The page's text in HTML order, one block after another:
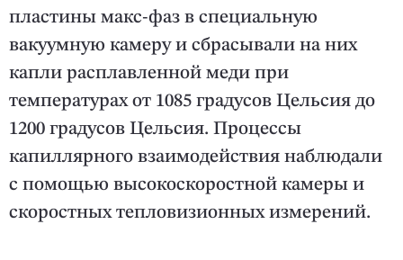
пластины макс-фаз в специальную
вакуумную камеру и сбрасывали на них
капли расплавленной меди при
температурах от 1085 градусов Цельсия до
1200 градусов Цельсия. Процессы
капиллярного взаимодействия наблюдали
с помощью высокоскоростной камеры и
скоростных тепловизионных измерений.